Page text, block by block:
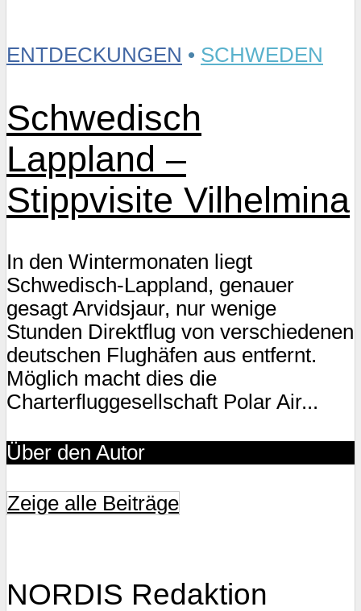
ENTDECKUNGEN • SCHWEDEN
Schwedisch
Lappland –
Stippvisite Vilhelmina
In den Wintermonaten liegt
Schwedisch-Lappland, genauer
gesagt Arvidsjaur, nur wenige
Stunden Direktflug von verschiedenen
deutschen Flughäfen aus entfernt.
Möglich macht dies die
Charterfluggesellschaft Polar Air...
Über den Autor
Zeige alle Beiträge
NORDIS Redaktion